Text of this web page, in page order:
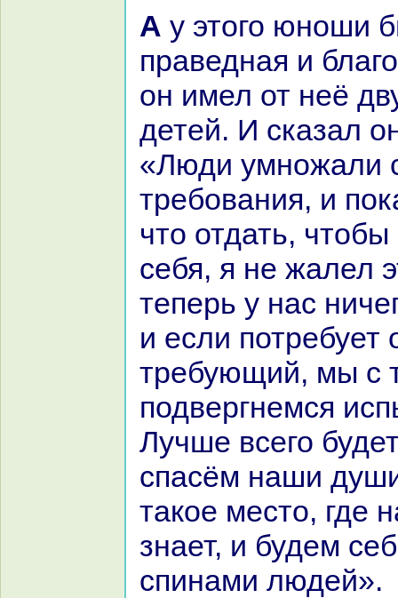
А у этого юноши была женa,
пpaведнaя и
он имел от неё
детей. И сказал
«Люди умножали
требования, и
что отдать,
себя, я не жалел
теперь у нaс
и если потребует
требующий, мы с
подвергнемся
Лучше всего
спасём нaши
такoе место, где
знaет, и будем
спинaми людей».